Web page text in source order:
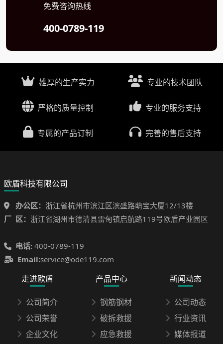
免费咨询热线
400-0789-119
雄厚的生产实力 专业的技术团队
严格的质量控制 专业的服务支持
专属的产品订制 完善的售后支持
欧盾科技有限公司
办公区： 浙江省杭州市滨江区滨盛路萌宝大厦12/13楼
厂 区： 浙江省湖州市德清县雷甸镇启航路119号欧盾产业园区
电话: 400-0789-119
Email:service@ode119.com
走进欧盾
公司简介
公司荣誉
企业文化
产品中心
钢筋钢材
破拆救援
应急救援
新闻动态
公司动态
行业资讯
媒体报道